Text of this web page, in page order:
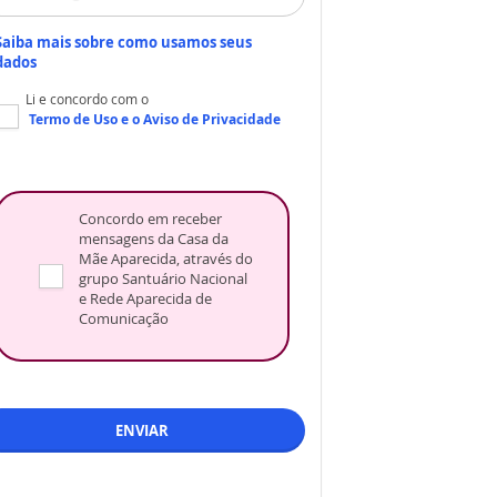
mais sobre como usamos seus
Li e concordo com o
Termo de Usoe oAviso de Privacidade
Concordo em receber
mensagens da Casa da
Mãe Aparecida, através do
grupo Santuário Nacional
e Rede Aparecida de
Comunicação
ENVIAR